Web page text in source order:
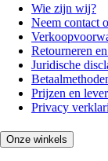
Wie zijn wij?
Neem contact
Retourneren
Juridische
Prijzen en
Privacy
Onze winkels